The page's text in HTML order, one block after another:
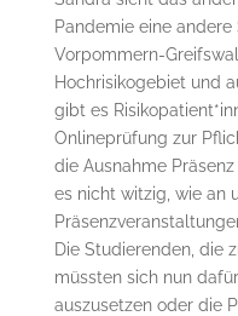
Pandemie eine
Vorpommern-
Hochrisikogebiet und
gibt es
Onlineprüfung zur
die Ausnahme
es nicht witzig, wie an
Die Studierenden, die
müssten sich nun
auszusetzen oder die